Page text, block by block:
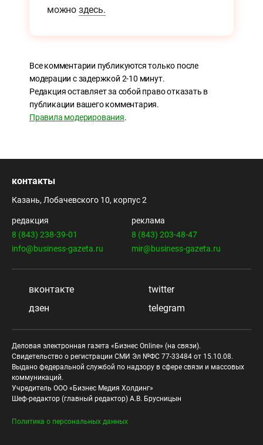
можно здесь.
Все комментарии публикуются только после
модерации с задержкой 2-10 минут.
Редакция оставляет за собой право отказать в
публикации вашего комментария.
Правила модерирования.
контакты
Казань, Лобачевского 10, корпус 2
редакция
8 (843) 238-39-01
info@business-gazeta.ru
реклама
8 (843) 203-48-47
mir@business-gazeta.ru
вконтакте
twitter
дзен
telegram
Деловая электронная газета «Бизнес Online» (на связи).
Свидетельство о регистрации СМИ Эл №ФС 77-33484 от 15.10.08.
Выдано федеральной службой по надзору в сфере связи и массовых
коммуникаций.
Учредитель ООО «Бизнес Медия Холдинг»
Шеф-редактор (главный редактор) А.В. Брусницын
Политика о персональных данных